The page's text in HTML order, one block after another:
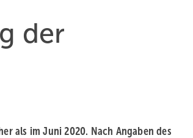
der
als im Juni 2020. Nach Angaben des